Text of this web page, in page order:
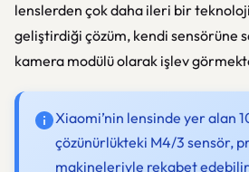
lenslerden çok daha ileri bir
geliştirdiği çözüm, kendi sensörüne
kamera modülü olarak işlev
Xiaomi’nin lensinde yer alan
çözünürlükteki M4/3 sensör,
makineleriyle rekabet